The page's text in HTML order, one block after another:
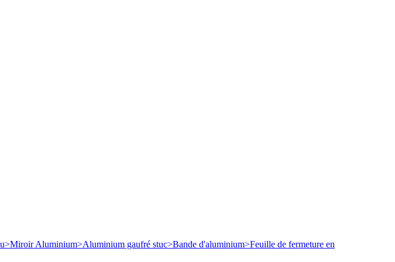
>Miroir Aluminium>Aluminium gaufré stuc>Bande d'aluminium>Feuille de fermeture en